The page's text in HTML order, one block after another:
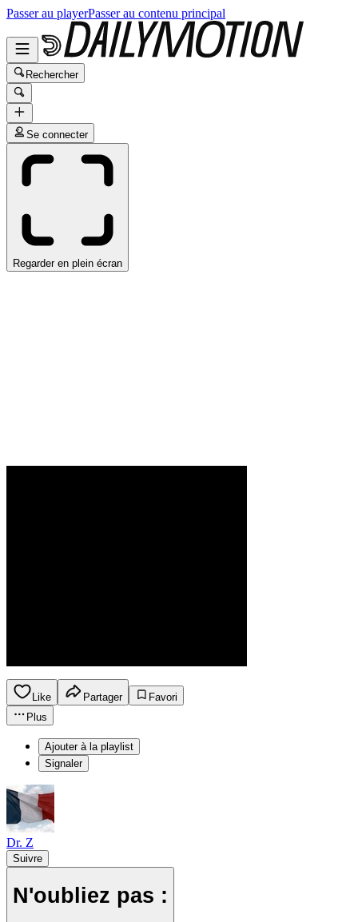
Passer au playerPasser au contenu principal
Rechercher
Se connecter
Regarder en plein écran
Like Partager
Favori
Plus
Ajouter à la playlist
Signaler
Dr. Z
Suivre
N'oubliez pas :